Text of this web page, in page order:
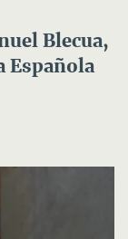
Blecua,
Española